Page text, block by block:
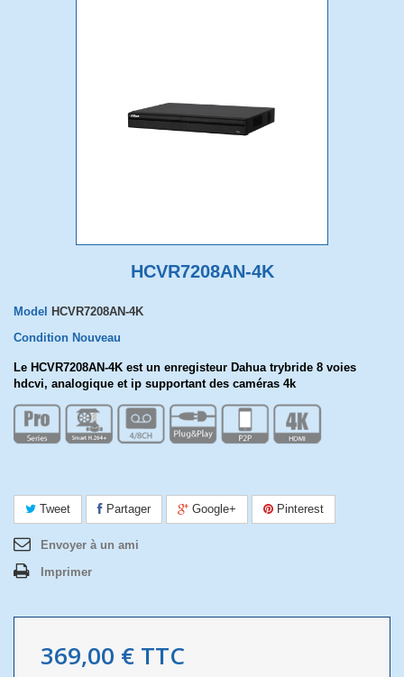
HCVR7208AN-4K
Model
HCVR7208AN-4K
Condition Nouveau
Le HCVR7208AN-4K est un enregisteur Dahua trybride 8 voies
hdcvi, analogique et ip supportant des caméras 4k
Tweet Partager Google+ Pinterest
Envoyer à un ami
Imprimer
369,00 € TTC